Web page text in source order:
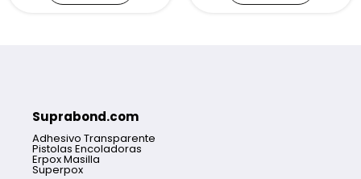
Suprabond.com
Adhesivo Transparente
Pistolas Encoladoras
Erpox Masilla
Superpox